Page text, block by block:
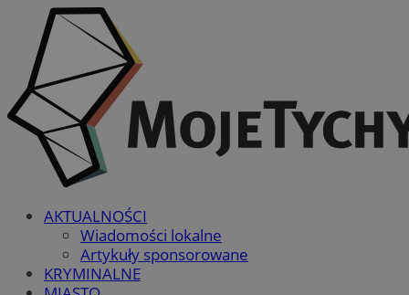
AKTUALNOŚCI
Wiadomości lokalne
Artykuły sponsorowane
KRYMINALNE